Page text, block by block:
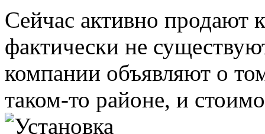
Сейчас активно продают
фактически не
компании объявляют о
таком-то районе, и